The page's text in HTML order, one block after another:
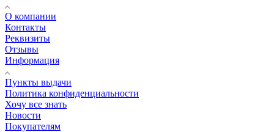
О компании
Контакты
Реквизиты
Отзывы
Информация
Пункты выдачи
Политика конфиденциальности
Хочу все знать
Новости
Покупателям